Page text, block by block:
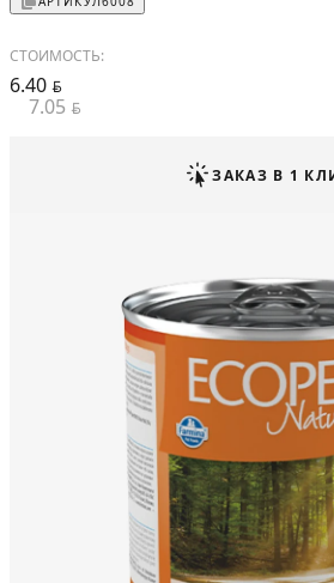
СТОИМОСТЬ:
6.40 BYN
7.05 BYN
ЗАКАЗ В 1